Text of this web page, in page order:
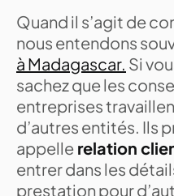
Quand il s’agit de
nous entendons
à Madagascar. Si
sachez que les
entreprises
d’autres entités. Ils
appelle relation
entrer dans les
prestation pour